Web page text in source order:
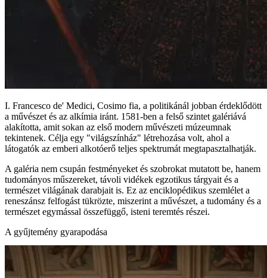
I. Francesco de' Medici, Cosimo fia, a politikánál jobban érdeklődött
a művészet és az alkímia iránt. 1581-ben a felső szintet galériává
alakította, amit sokan az első modern művészeti múzeumnak
tekintenek. Célja egy "világszínház" létrehozása volt, ahol a
látogatók az emberi alkotóerő teljes spektrumát megtapasztalhatják.
A galéria nem csupán festményeket és szobrokat mutatott be, hanem
tudományos műszereket, távoli vidékek egzotikus tárgyait és a
természet világának darabjait is. Ez az enciklopédikus szemlélet a
reneszánsz felfogást tükrözte, miszerint a művészet, a tudomány és a
természet egymással összefüggő, isteni teremtés részei.
A gyűjtemény gyarapodása